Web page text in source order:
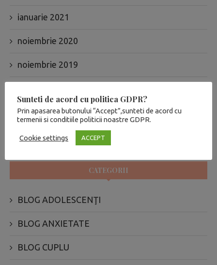
ianuarie 2021
noiembrie 2020
noiembrie 2019
ianuarie 2019
iulie 2017
CATEGORII
BLOG ADOLESCENŢI
BLOG ANXIETATE
BLOG CUPLU
Sunteti de acord cu politica GDPR?
Prin apasarea butonului “Accept”,sunteti de acord cu
termenii si conditiile politicii noastre GDPR.
Cookie settings ACCEPT